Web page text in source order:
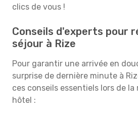
clics de vous !
Conseils d'experts pour
séjour à Rize
Pour garantir une arrivée en
surprise de dernière minute à
ces conseils essentiels lors de
hôtel :